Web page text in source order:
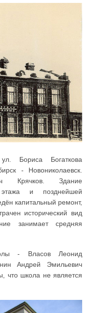
Бориса Богаткова
- Новониколаевск.
Крячков. Здание
этажа и позднейшей
капитальный ремонт,
исторический вид
занимает средняя
- Власов Леонид
Андрей Эмильевич
что школа не является